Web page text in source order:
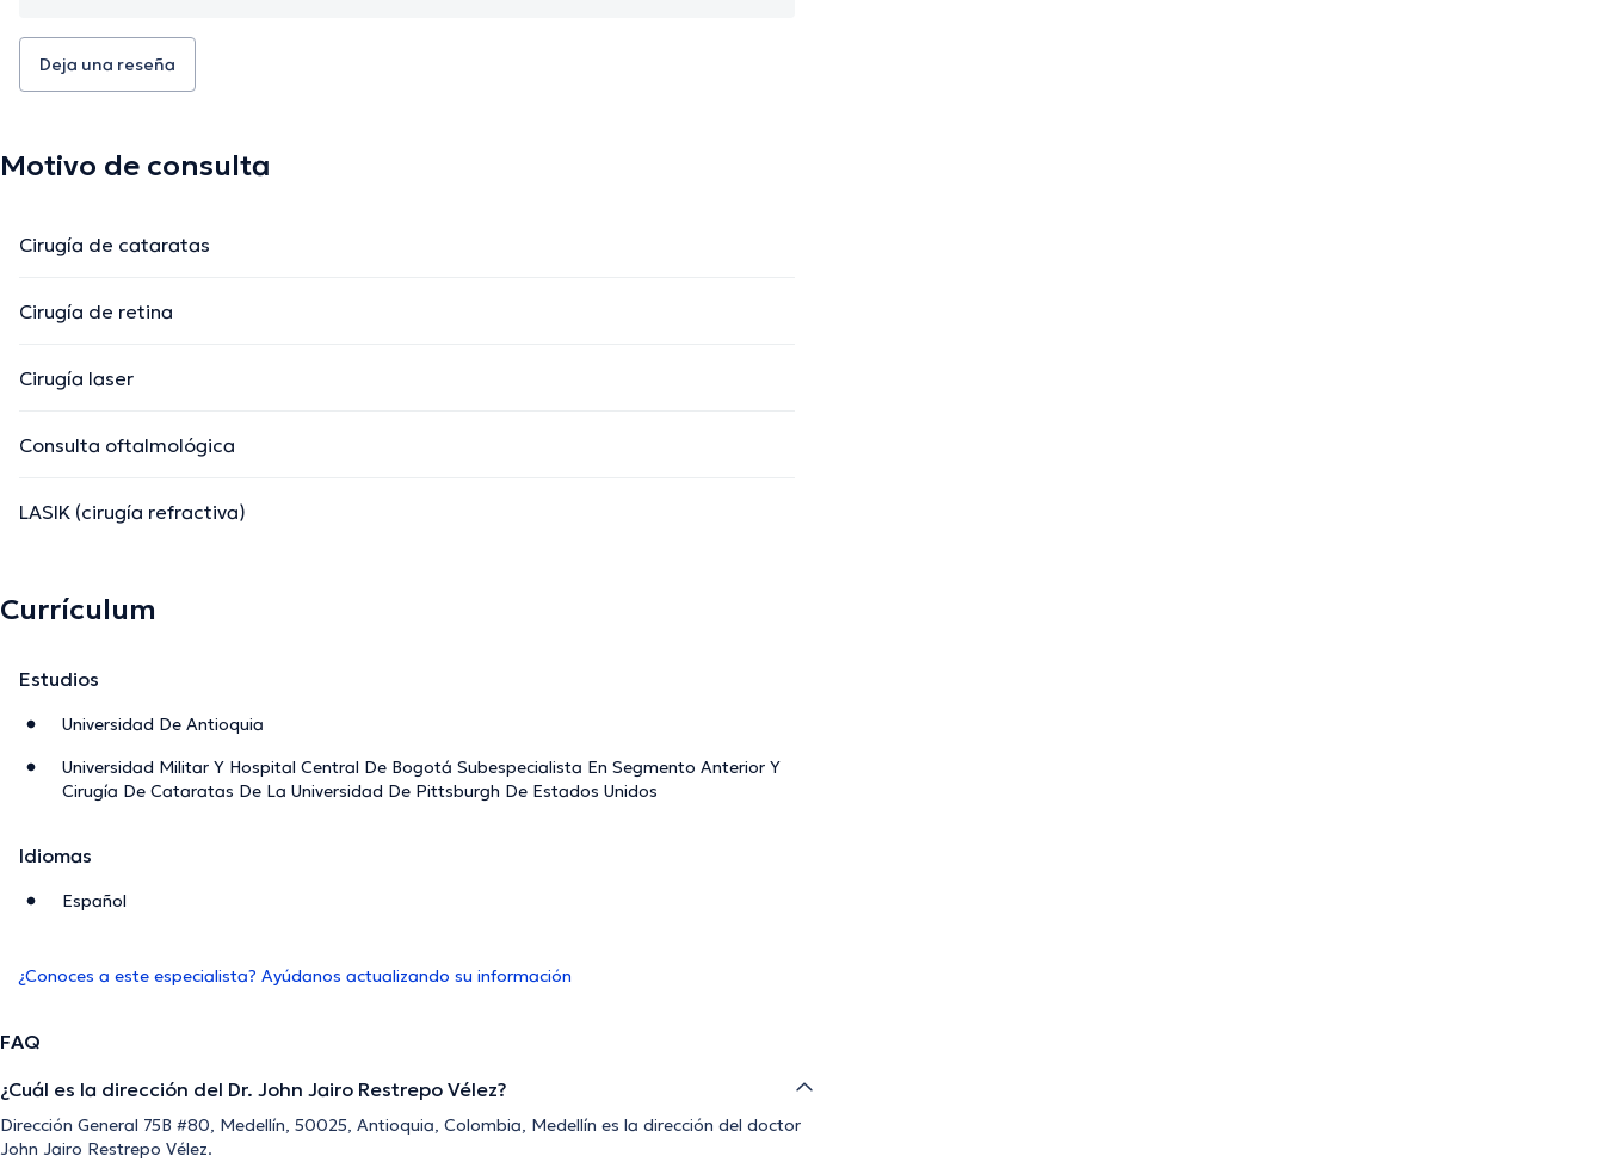
Deja una reseña
Motivo de consulta
Cirugía de cataratas
Cirugía de retina
Cirugía laser
Consulta oftalmológica
LASIK (cirugía refractiva)
Currículum
Estudios
Universidad De Antioquia
Universidad Militar Y Hospital Central De Bogotá Subespecialista En Segmento Anterior Y
Cirugía De Cataratas De La Universidad De Pittsburgh De Estados Unidos
Idiomas
Español
¿Conoces a este especialista? Ayúdanos actualizando su información
FAQ
¿Cuál es la dirección del Dr. John Jairo Restrepo Vélez?
Dirección General 75B #80, Medellín, 50025, Antioquia, Colombia, Medellín es la dirección del doctor
John Jairo Restrepo Vélez.